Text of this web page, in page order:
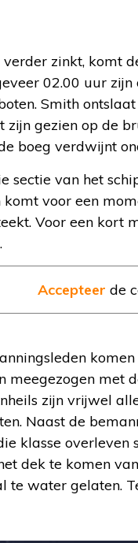
zinkt, komt
02.00 uur
Smith
zijn gezien op de
boeg verdwijnt
van het
komt voor een
Voor een kort
Accepteer de
meegezogen met
zijn vrijwel
Naast de
klasse
dek te komen
te water gelaten.